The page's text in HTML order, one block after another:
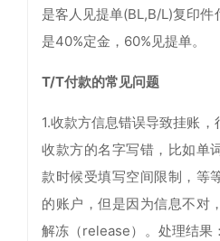
是客人见提单(BL,B/L)复印
是40%定金，60%见提单。
T/T付款的常见问题
1.收款方信息错误导致挂账
收款方的名字写错，比如单
款时候受填写空间限制，等
的账户，但是因为信息不对
解冻（release）。处理结果